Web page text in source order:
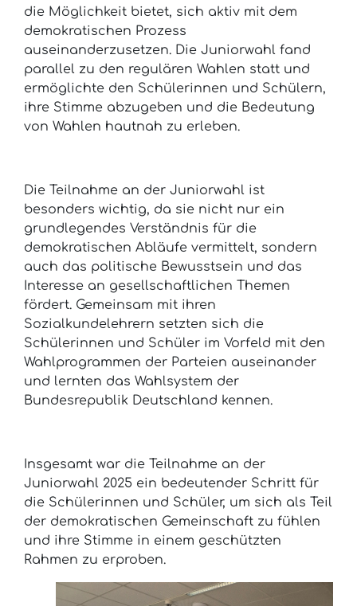
die Möglichkeit bietet, sich aktiv mit dem
demokratischen Prozess
auseinanderzusetzen. Die Juniorwahl fand
parallel zu den regulären Wahlen statt und
ermöglichte den Schülerinnen und Schülern,
ihre Stimme abzugeben und die Bedeutung
von Wahlen hautnah zu erleben.
Die Teilnahme an der Juniorwahl ist
besonders wichtig, da sie nicht nur ein
grundlegendes Verständnis für die
demokratischen Abläufe vermittelt, sondern
auch das politische Bewusstsein und das
Interesse an gesellschaftlichen Themen
fördert. Gemeinsam mit ihren
Sozialkundelehrern setzten sich die
Schülerinnen und Schüler im Vorfeld mit den
Wahlprogrammen der Parteien auseinander
und lernten das Wahlsystem der
Bundesrepublik Deutschland kennen.
Insgesamt war die Teilnahme an der
Juniorwahl 2025 ein bedeutender Schritt für
die Schülerinnen und Schüler, um sich als Teil
der demokratischen Gemeinschaft zu fühlen
und ihre Stimme in einem geschützten
Rahmen zu erproben.